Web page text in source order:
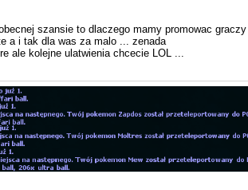
szansie to dlaczego mamy promowac
a i tak dla was za malo ... zenada
ale kolejne ulatwienia chcecie LOL ...